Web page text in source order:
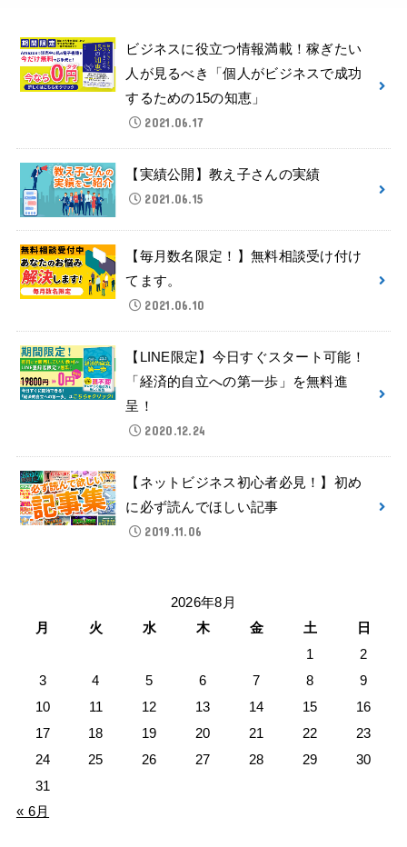
ビジネスに役立つ情報満載！稼ぎたい
人が見るべき「個人がビジネスで成功
するための15の知恵」
2021.06.17
【実績公開】教え子さんの実績
2021.06.15
【毎月数名限定！】無料相談受け付け
てます。
2021.06.10
【LINE限定】今日すぐスタート可能！
「経済的自立への第一歩」を無料進
呈！
2020.12.24
【ネットビジネス初心者必見！】初め
に必ず読んでほしい記事
2019.11.06
2026年8月
月
火 水 木 金 土
日
1
2
3
4 5 6 7 8
9
10
11 12 13 14 15
16
17
18 19 20 21 22
23
24
25 26 27 28 29
30
31
« 6月